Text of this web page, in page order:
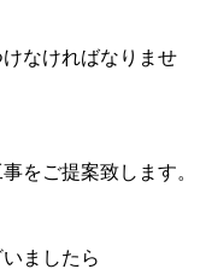
なければなりませ
をご提案致します。
ましたら